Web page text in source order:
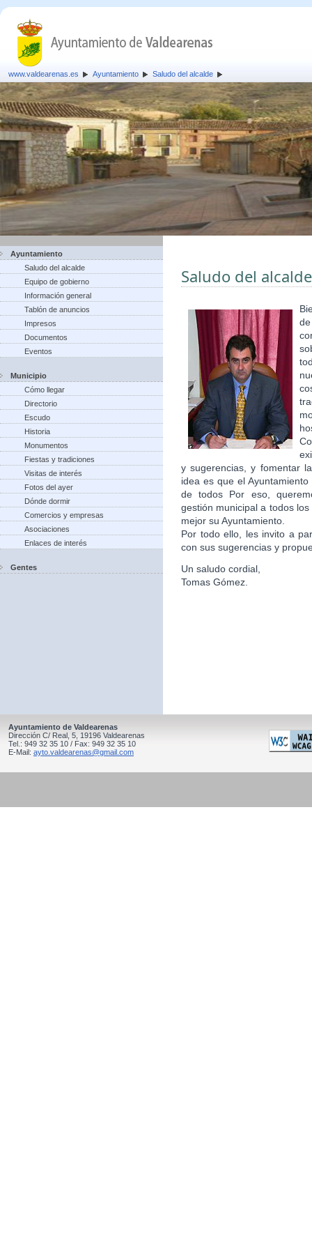
www.valdearenas.es Ayuntamiento Saludo del alcalde
Ayuntamiento
Saludo del alcalde
Equipo de gobierno
Información general
Tablón de anuncios
Impresos
Documentos
Eventos
Municipio
Cómo llegar
Directorio
Escudo
Historia
Monumentos
Fiestas y tradiciones
Visitas de interés
Fotos del ayer
Dónde dormir
Comercios y empresas
Asociaciones
Enlaces de interés
Gentes
Saludo del alcalde
y sugerencias, y fomentar
idea es que el
de todos Por eso,
gestión municipal a todos
mejor su Ayuntamiento.
Por todo ello, les invito a
con sus sugerencias y
Un saludo cordial,
Tomas Gómez.
Ayuntamiento de Valdearenas
Dirección C/ Real, 5, 19196 Valdearenas
Tel.: 949 32 35 10 / Fax: 949 32 35 10
E-Mail: ayto.valdearenas@gmail.com